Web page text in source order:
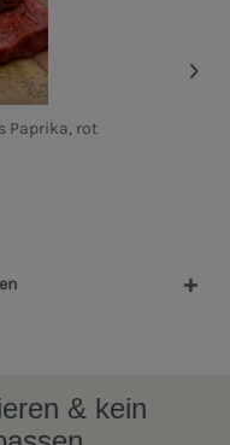
Paprika, rot
& kein